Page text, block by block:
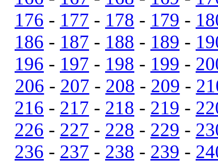
176 - 177 - 178 - 179 -
186 - 187 - 188 - 189 -
196 - 197 - 198 - 199 -
206 - 207 - 208 - 209 -
216 - 217 - 218 - 219 -
226 - 227 - 228 - 229 -
236 - 237 - 238 - 239 -